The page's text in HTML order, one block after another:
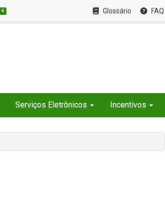
4 Glossário FAQ
Serviços Eletrônicos Incentivos